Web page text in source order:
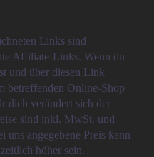
Links sind
Affiliate-Links. Wenn du
und über diesen Link
betreffenden Online-Shop
dich verändert sich der
sind inkl. MwSt. und
uns angegebene Preis kann
höher sein.